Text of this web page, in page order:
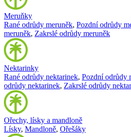
Meruňky
Rané odrůdy meruněk, Pozdní odrůdy
meruněk, Zakrslé odrůdy meruněk
Nektarinky
Rané odrůdy nektarinek, Pozdní odrůdy
odrůdy nektarinek, Zakrslé odrůdy
Ořechy, lísky a mandloně
Lísky, Mandloně, Ořešáky